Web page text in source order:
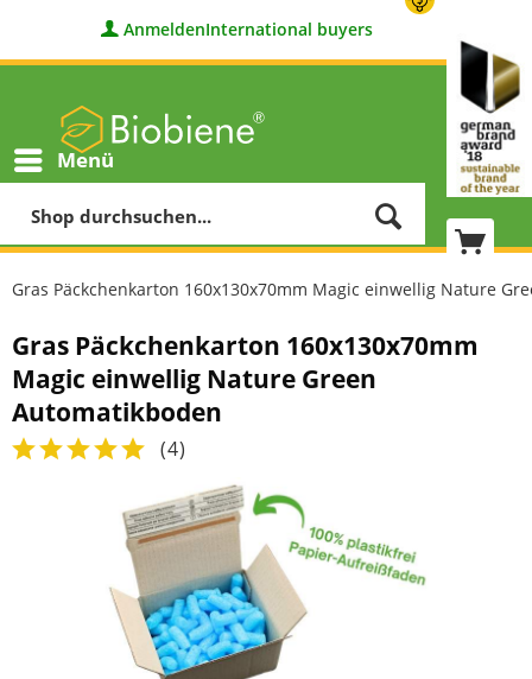
AnmeldenInternational buyers
Menü
Gras Päckchenkarton 160x130x70mm Magic einwellig Nature
Gras Päckchenkarton 160x130x70mm
Magic einwellig Nature Green
Automatikboden
(4)